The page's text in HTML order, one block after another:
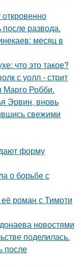
развода.
месяц в
что это такое?
с уолл - стрит
Марго Робби.
Эрвин, вновь
свежими
форму
о борьбе с
роман с Тимоти
новостями
поделилась.
после